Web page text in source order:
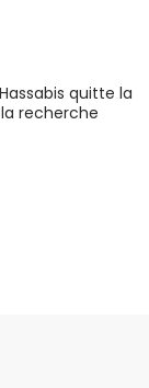
quitte la
recherche